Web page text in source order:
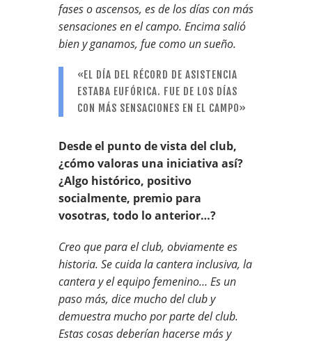
fases o ascensos, es de los días con más
sensaciones en el campo. Encima salió
bien y ganamos, fue como un sueño.
«EL DÍA DEL RÉCORD DE ASISTENCIA
ESTABA EUFÓRICA. FUE DE LOS DÍAS
CON MÁS SENSACIONES EN EL CAMPO»
Desde el punto de vista del club,
¿cómo valoras una iniciativa así?
¿Algo histórico, positivo
socialmente, premio para
vosotras, todo lo anterior…?
Creo que para el club, obviamente es
historia. Se cuida la cantera inclusiva, la
cantera y el equipo femenino… Es un
paso más, dice mucho del club y
demuestra mucho por parte del club.
Estas cosas deberían hacerse más y